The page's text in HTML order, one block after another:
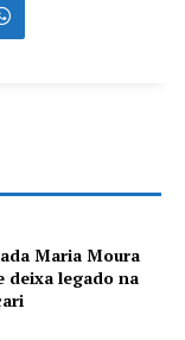
Maria Moura
deixa legado na